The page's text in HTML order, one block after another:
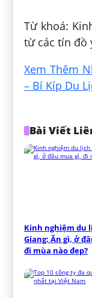
Từ khoá:
từ các tín đồ
Xem Thêm
– Bí Kíp Du
Bài Viết
Kinh nghiệm du
Giang: Ăn gì, ở
đi mùa nào đẹp?